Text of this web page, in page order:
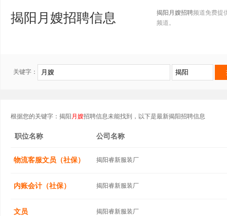
揭阳月嫂招聘信息 揭阳月嫂招聘频道免费提
频道。
关键字：
根据您的关键字：揭阳 月嫂招聘信息未能找到，以下是最新揭阳招聘信息
职位名称 公司名称
物流客服文员（社保） 揭阳睿新服装厂
内账会计（社保） 揭阳睿新服装厂
文员 揭阳睿新服装厂